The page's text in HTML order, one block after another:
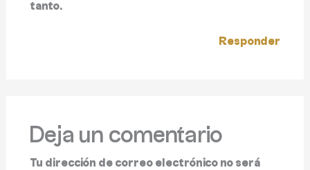
tanto.
Responder
Deja un comentario
Tu dirección de correo electrónico no será